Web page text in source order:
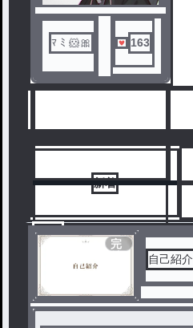
ﾏ ﾐ 🐹🎀 163
7
新着
完
自己紹介